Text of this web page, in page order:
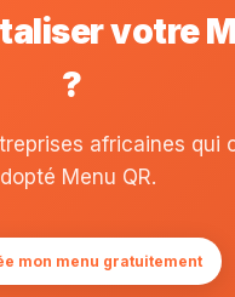
votre
?
africaines qui
Menu QR.
mon menu gratuitement